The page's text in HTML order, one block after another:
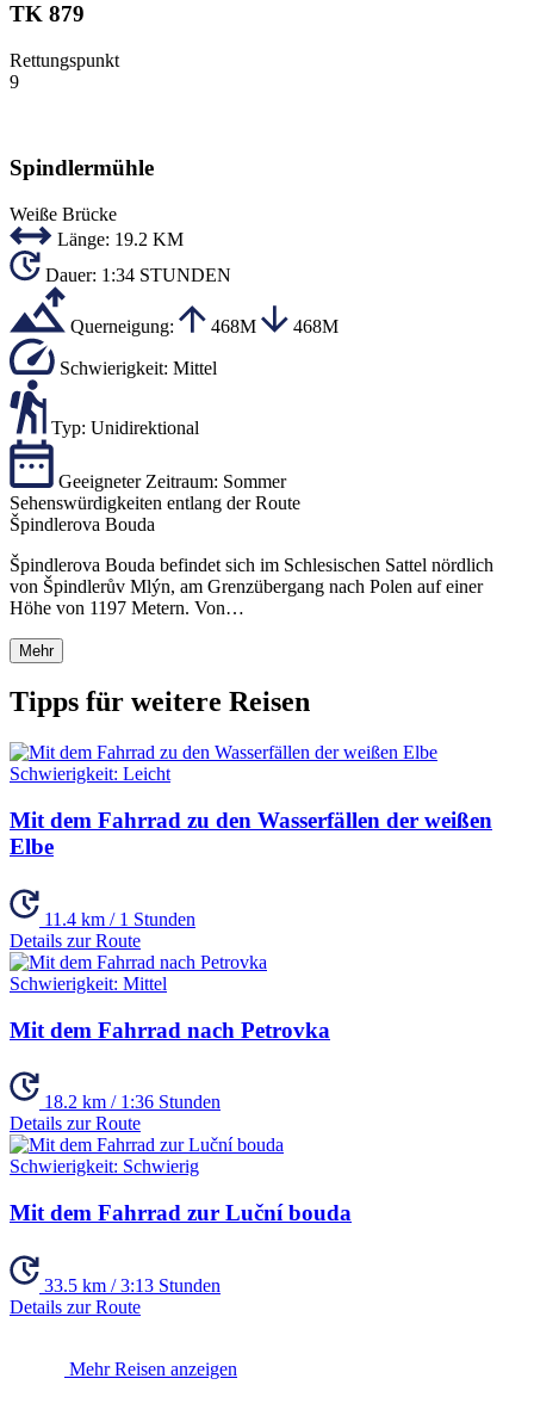
TK 879
Rettungspunkt
9
Spindlermühle
Weiße Brücke
Länge: 19.2 KM
Dauer: 1:34 STUNDEN
Querneigung: 468M 468M
Schwierigkeit: Mittel
Typ: Unidirektional
Geeigneter Zeitraum: Sommer
Sehenswürdigkeiten entlang der Route
Špindlerova Bouda
Špindlerova Bouda befindet sich im Schlesischen Sattel nördlich
von Špindlerův Mlýn, am Grenzübergang nach Polen auf einer
Höhe von 1197 Metern. Von…
Mehr
Tipps für weitere Reisen
Schwierigkeit: Leicht
Mit dem Fahrrad zu den Wasserfällen der weißen
Elbe
11.4 km / 1 Stunden
Details zur Route
Schwierigkeit: Mittel
Mit dem Fahrrad nach Petrovka
18.2 km / 1:36 Stunden
Details zur Route
Schwierigkeit: Schwierig
Mit dem Fahrrad zur Luční bouda
33.5 km / 3:13 Stunden
Details zur Route
Mehr Reisen anzeigen